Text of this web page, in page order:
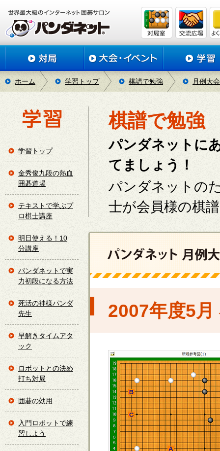
ホーム 学習トップ 棋譜で勉強 月例大
棋譜で勉強
パンダネットに
てましょう！
パンダネットの
士が会員様の棋
2007年度5
学習トップ
金秀俊九段の熱血
囲碁道場
テキストで学ぶプ
ロ棋士講座
明日使える！10
分講座
パンダネットで実
力初段になる方法
死活の神様パンダ
先生
早解きタイムアタ
ック
ロボットとの決め
打ち対局
囲碁の効用
入門ロボットで練
習しよう